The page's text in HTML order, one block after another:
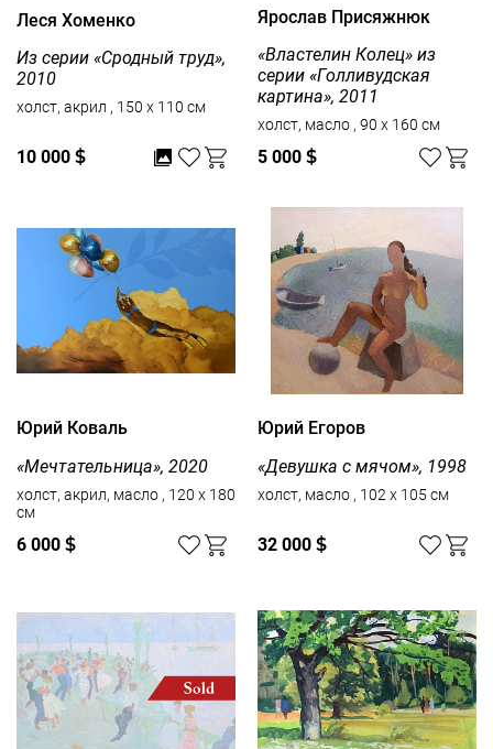
Леся Хоменко
Из серии «Сродный труд»,
2010
холст, акрил , 150 x 110 см
10 000 $
Ярослав Присяжнюк
«Властелин Колец» из
серии «Голливудская
картина», 2011
холст, масло , 90 x 160 см
5 000 $
Юрий Коваль
«Мечтательница», 2020
холст, акрил, масло , 120 x 180
см
6 000 $
Юрий Егоров
«Девушка с мячом», 1998
холст, масло , 102 x 105 см
32 000 $